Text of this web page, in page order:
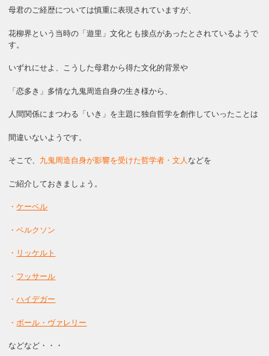
母君のご経歴については慎重に表現されていますが、
花柳界という当時の「遊里」文化とも接点があったとされているようで
す。
いずれにせよ、こうした母君から得た文化的背景や
「恋多き」多情な九鬼周造自身の生き様から、
人間関係にまつわる「いき」を主題に独自哲学を創作していったことは
間違いないようです。
そこで、 九鬼周造自身が影響を受けた哲学者・文人 などを
ご紹介しておきましょう。
・ケーベル
・ベルクソン
・ リッケルト
・ フッサール
・ハイデガー
・ ポール・ヴァレリー
などなど・・・